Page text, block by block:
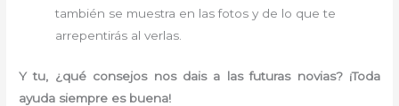
también se muestra en las fotos y de lo que te
arrepentirás al verlas.
Y tu, ¿qué consejos nos dais a las futuras novias? ¡Toda
ayuda siempre es buena!